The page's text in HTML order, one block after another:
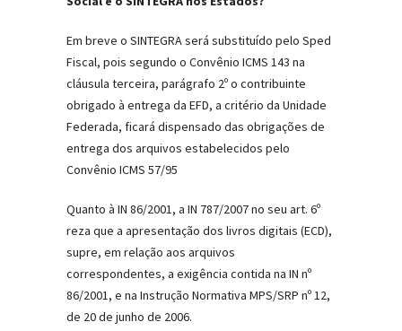
Em breve o SINTEGRA será substituído pelo Sped
Fiscal, pois segundo o Convênio ICMS 143 na
cláusula terceira, parágrafo 2º o contribuinte
obrigado à entrega da EFD, a critério da Unidade
Federada, ficará dispensado das obrigações de
entrega dos arquivos estabelecidos pelo
Convênio ICMS 57/95
Quanto à IN 86/2001, a IN 787/2007 no seu art. 6º
reza que a apresentação dos livros digitais (ECD),
supre, em relação aos arquivos
correspondentes, a exigência contida na IN nº
86/2001, e na Instrução Normativa MPS/SRP nº 12,
de 20 de junho de 2006.